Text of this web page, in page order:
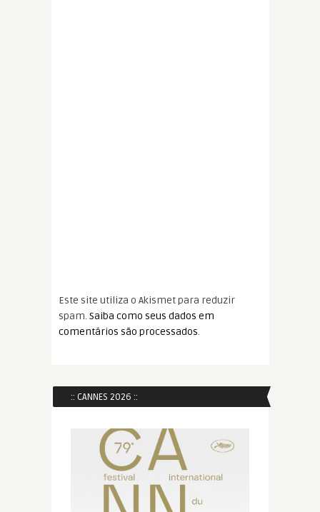
Este site utiliza o Akismet para reduzir
spam. Saiba como seus dados em
comentários são processados.
:: CANNES 2026 ::